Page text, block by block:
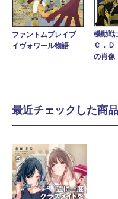
ファントムブレイブ
イヴォワール物語
機動戦
Ｃ．Ｄ
の肖像
最近チェックした商品